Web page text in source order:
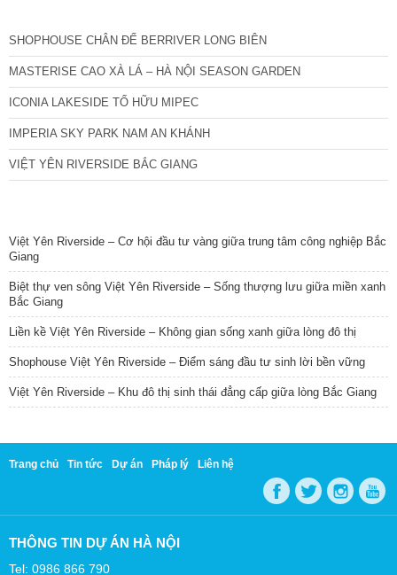
SHOPHOUSE CHÂN ĐẾ BERRIVER LONG BIÊN
MASTERISE CAO XÀ LÁ – HÀ NỘI SEASON GARDEN
ICONIA LAKESIDE TỐ HỮU MIPEC
IMPERIA SKY PARK NAM AN KHÁNH
VIỆT YÊN RIVERSIDE BẮC GIANG
Việt Yên Riverside – Cơ hội đầu tư vàng giữa trung tâm công nghiệp Bắc
Giang
Biệt thự ven sông Việt Yên Riverside – Sống thượng lưu giữa miền xanh
Bắc Giang
Liền kề Việt Yên Riverside – Không gian sống xanh giữa lòng đô thị
Shophouse Việt Yên Riverside – Điểm sáng đầu tư sinh lời bền vững
Việt Yên Riverside – Khu đô thị sinh thái đẳng cấp giữa lòng Bắc Giang
Trang chủ Tin tức Dự án Pháp lý Liên hệ
THÔNG TIN DỰ ÁN HÀ NỘI
Tel: 0986 866 790